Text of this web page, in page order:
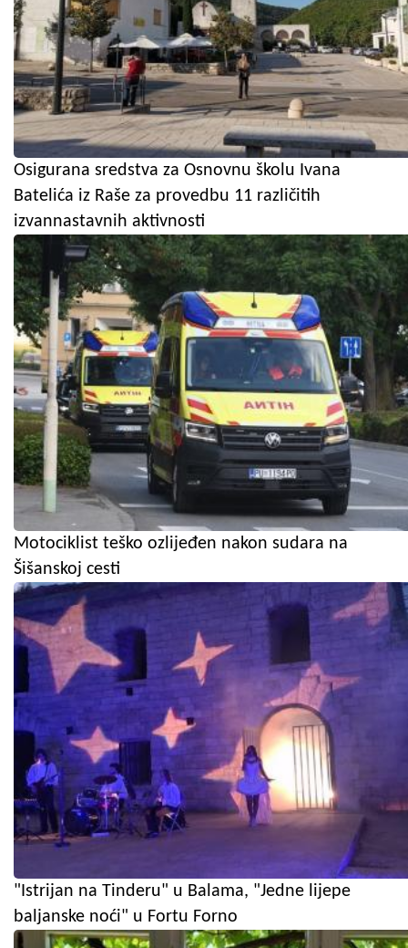
Osigurana sredstva za Osnovnu školu Ivana
Batelića iz Raše za provedbu 11 različitih
izvannastavnih aktivnosti
Motociklist teško ozlijeđen nakon sudara na
Šišanskoj cesti
"Istrijan na Tinderu" u Balama, "Jedne lijepe
baljanske noći" u Fortu Forno